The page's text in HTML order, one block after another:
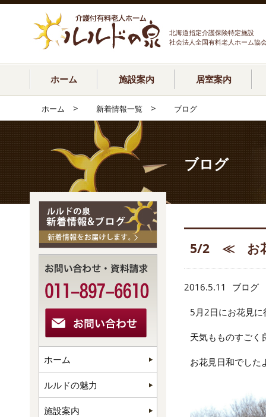
北海道指定介護保険特定施設
社会法人全国有料老人ホーム協
ホーム 施設案内 居室案内
ホーム > 新着情報一覧 > ブログ
ブログ
5/2 ≪ お
2016.5.11 ブログ
5月2日にお花見
天気もものすごく
お花見日和でした
ホーム
ルルドの魅力
施設案内